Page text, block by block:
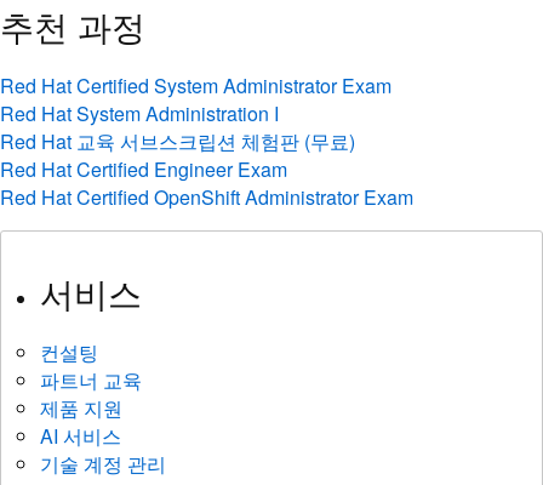
추천 과정
Red Hat Certified System Administrator Exam
Red Hat System Administration I
Red Hat 교육 서브스크립션 체험판 (무료)
Red Hat Certified Engineer Exam
Red Hat Certified OpenShift Administrator Exam
서비스
컨설팅
파트너 교육
제품 지원
AI 서비스
기술 계정 관리